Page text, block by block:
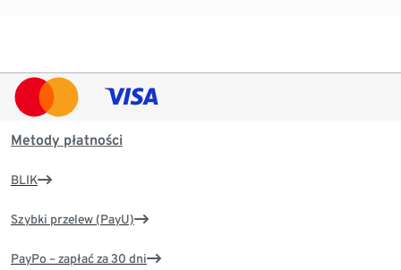
Metody płatności
BLIK
Szybki przelew (PayU)
PayPo – zapłać za 30 dni